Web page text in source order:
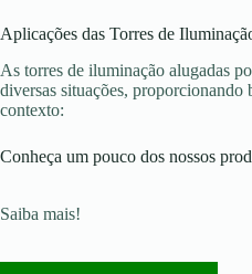
Aplicações das Torres de
As torres de iluminação alugadas
diversas situações, proporcionando
contexto:
Conheça um pouco dos nossos
Saiba mais!